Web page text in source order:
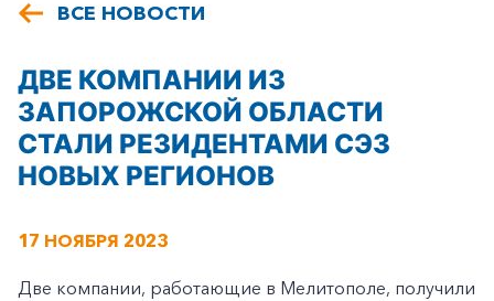
ВСЕ НОВОСТИ
ДВЕ КОМПАНИИ ИЗ
ЗАПОРОЖСКОЙ ОБЛАСТИ
СТАЛИ РЕЗИДЕНТАМИ СЭЗ
НОВЫХ РЕГИОНОВ
17 НОЯБРЯ 2023
Две компании, работающие в Мелитополе, получили